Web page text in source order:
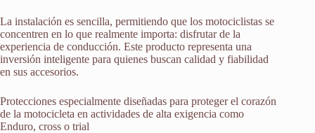
La instalación es sencilla, permitiendo que los motociclistas se
concentren en lo que realmente importa: disfrutar de la
experiencia de conducción. Este producto representa una
inversión inteligente para quienes buscan calidad y fiabilidad
en sus accesorios.
Protecciones especialmente diseñadas para proteger el corazón
de la motocicleta en actividades de alta exigencia como
Enduro, cross o trial